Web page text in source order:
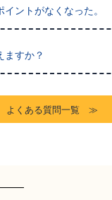
ントがなくなった。
ますか？
よくある質問一覧 ≫